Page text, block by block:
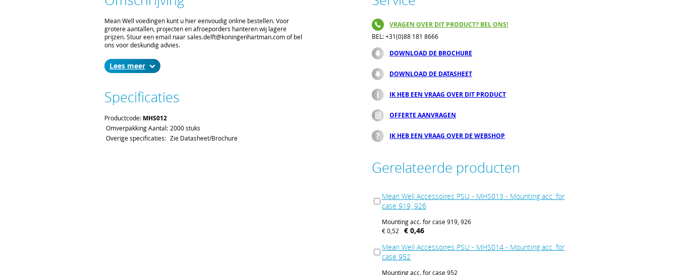
Mean Well voedingen kunt u hier eenvoudig online bestellen. Voor
grotere aantallen, projecten en afroeporders hanteren wij lagere
prijzen. Stuur een email naar sales.delft@koningenhartman.com of bel
ons voor deskundig advies.
Lees
Specificaties
Productcode: MHS012
Omverpakking Aantal: 2000 stuks
Overige specificaties: Zie Datasheet/Brochure
VRAGEN OVER DIT PRODUCT? BEL ONS!
BEL: +31(0)88 181 8666
DOWNLOAD DE BROCHURE
DOWNLOAD DE DATASHEET
IK HEB EEN VRAAG OVER DIT PRODUCT
OFFERTE AANVRAGEN
IK HEB EEN VRAAG OVER DE WEBSHOP
Gerelateerde producten
Mean Well Accessoires PSU - MHS013 - Mounting acc. for
case 919, 926
Mounting acc. for case 919, 926
€ 0,52
€ 0,46
Mean Well Accessoires PSU - MHS014 - Mounting acc. for
case 952
Mounting acc. for case 952